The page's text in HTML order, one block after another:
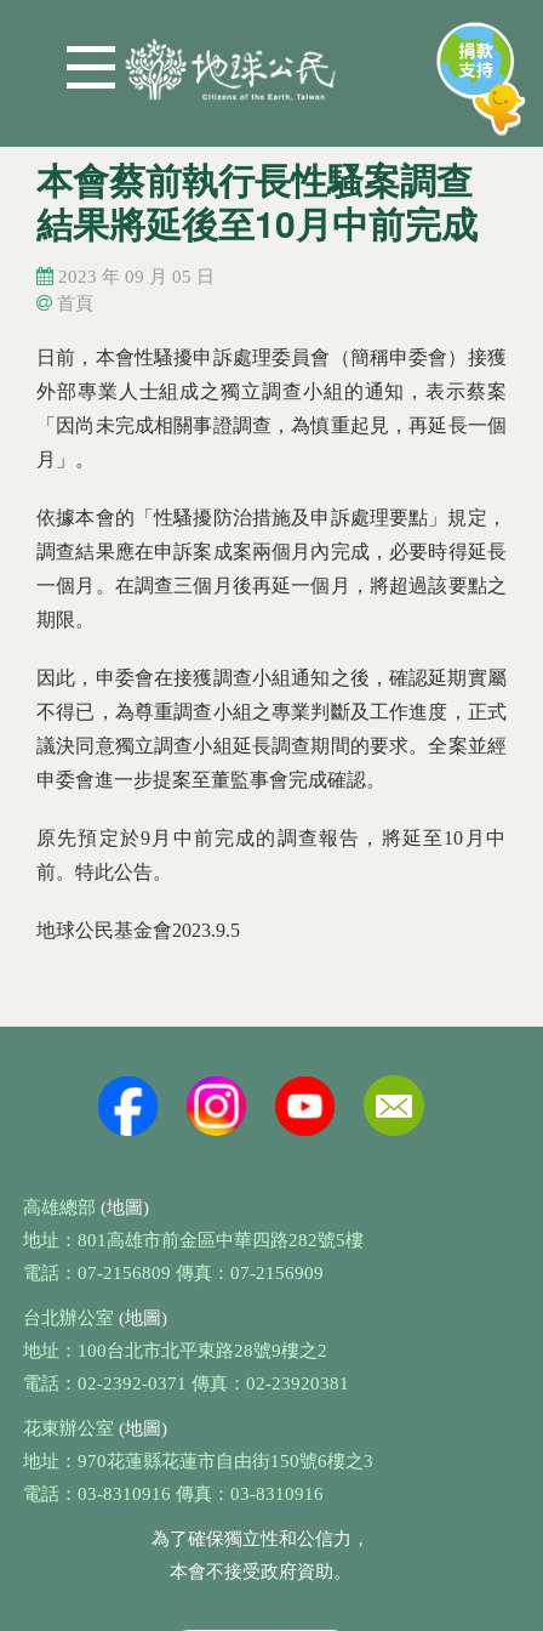
本會蔡前執行長性騷案調查
結果將延後至10月中前完成
2023 年 09 月 05 日
首頁
您在這裡
日前，本會性騷擾申訴處理委員會（簡稱申委會）接獲
外部專業人士組成之獨立調查小組的通知，表示蔡案
「因尚未完成相關事證調查，為慎重起見，再延長一個
月」。
依據本會的「性騷擾防治措施及申訴處理要點」規定，
調查結果應在申訴案成案兩個月內完成，必要時得延長
一個月。在調查三個月後再延一個月，將超過該要點之
期限。
因此，申委會在接獲調查小組通知之後，確認延期實屬
不得已，為尊重調查小組之專業判斷及工作進度，正式
議決同意獨立調查小組延長調查期間的要求。全案並經
申委會進一步提案至董監事會完成確認。
原先預定於9月中前完成的調查報告，將延至10月中
前。特此公告。
地球公民基金會2023.9.5
高雄總部 (地圖)
地址：801高雄市前金區中華四路282號5樓
電話：07-2156809 傳真：07-2156909
台北辦公室 (地圖)
地址：100台北市北平東路28號9樓之2
電話：02-2392-0371 傳真：02-23920381
花東辦公室 (地圖)
地址：970花蓮縣花蓮市自由街150號6樓之3
電話：03-8310916 傳真：03-8310916
為了確保獨立性和公信力，
本會不接受政府資助。